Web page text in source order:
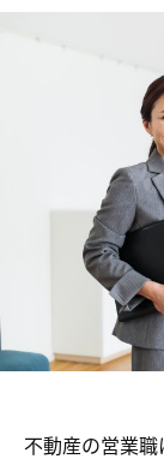
不動産の営業